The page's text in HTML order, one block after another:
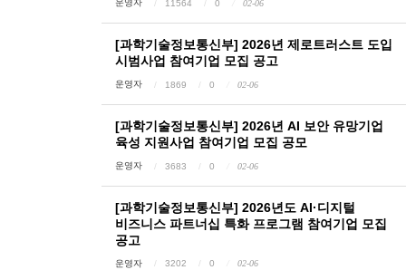
운영자 11564 0 02-06
[과학기술정보통신부] 2026년 제로트러스트 도입
시범사업 참여기업 모집 공고
운영자 1869 0 02-06
[과학기술정보통신부] 2026년 AI 보안 유망기업
육성 지원사업 참여기업 모집 공모
운영자 3683 0 02-06
[과학기술정보통신부] 2026년도 AI·디지털
비즈니스 파트너십 특화 프로그램 참여기업 모집
공고
운영자 3202 0 02-06